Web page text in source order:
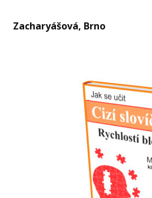
Zacharyášová, Brno